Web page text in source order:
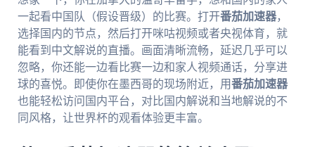
一起看中国队（假设晋级）的比赛。打开番茄加速器，
选择国内的节点，然后打开咪咕视频或者央视体育，就
能看到中文解说的直播。画面清晰流畅，延迟几乎可以
忽略，你还能一边看比赛一边和家人视频通话，分享进
球的喜悦。即使你在墨西哥的现场附近，用番茄加速器
也能轻松访问国内平台，对比国内解说和当地解说的不
同风格，让世界杯的观看体验更丰富。